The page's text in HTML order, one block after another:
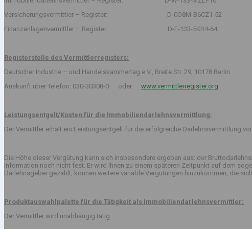
Versicherungsvermittler – Register: D-0O8M-B6CZ1-52
Finanzanlagenvermittler – Register: D-F-133-5KR4-64
Registerstelle des Vermittlerregisters:
Deutscher Industrie – und Handelskammertag e.V., Breite Str. 29, 10178 Berlin
Auskunft über Telefon: 030-30308-0 oder www.vermittlerregister.org
Leistungsentgelt/Kosten für die Immobiliendarlehnsvermittlung:
Der Vermittler erhält ein Leistungsentgelt für die erfolgreiche Darlehnsvermittlung
Die Höhe dieser Vergütung kann sich insbesondere ergeben aus: der
Information noch nicht fest. Er wird Ihnen zu einem späteren Zeitpunkt auf dem
Darlehnsgeber gezahlt, können weitere variable Vergütungen hinzukommen, die
Produktauswahlpalette für die Tätigkeit als Immobiliendarlehnsvermittler:
Der Vermittler wird unabhängig tätig.